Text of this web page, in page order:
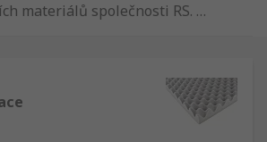
materiálů společnosti RS. U
formátů, od tyčí, přes fólie
a lana. U společnosti RS